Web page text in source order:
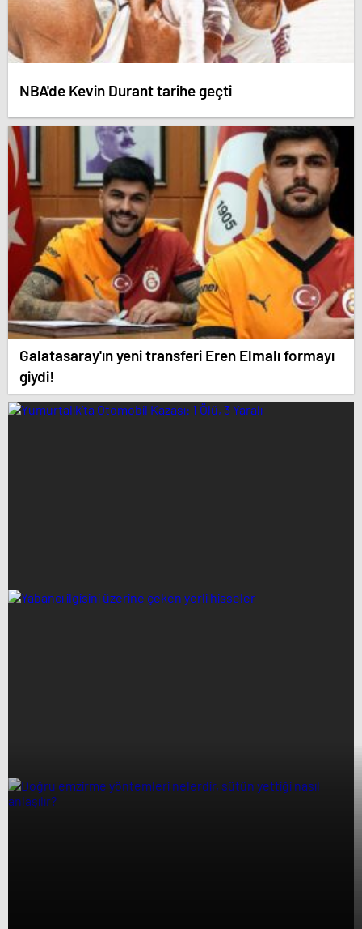
NBA'de Kevin Durant tarihe geçti
Galatasaray'ın yeni transferi Eren Elmalı formayı
giydi!